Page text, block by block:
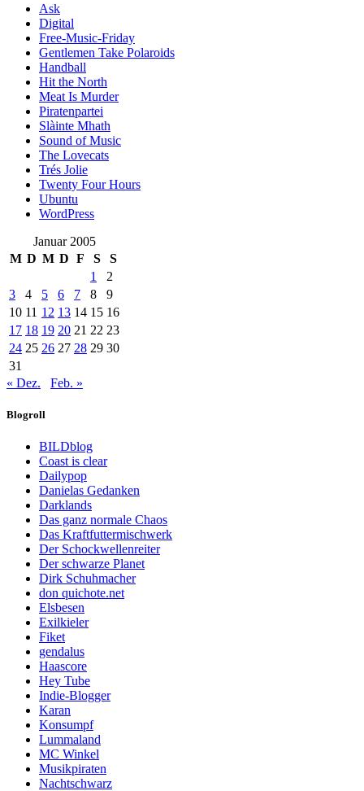
Ask
Digital
Free-Music-Friday
Gentlemen Take Polaroids
Handball
Hit the North
Meat Is Murder
Piratenpartei
Slàinte Mhath
Sound of Music
The Lovecats
Trés Jolie
Twenty Four Hours
Ubuntu
WordPress
Januar 2005
M D M D F S
S
1
2
3
4 5 6 7 8
9
10 11 12 13 14 15 16
17 18 19 20 21 22 23
24 25 26 27 28 29 30
31
« Dez.
Feb. »
Blogroll
BILDblog
Coast is clear
Dailypop
Danielas Gedanken
Darklands
Das ganz normale Chaos
Das Kraftfuttermischwerk
Der Schockwellenreiter
Der schwarze Planet
Dirk Schuhmacher
don quichote.net
Elsbesen
Exilkieler
Fiket
gendalus
Haascore
Hey Tube
Indie-Blogger
Karan
Konsumpf
Lummaland
MC Winkel
Musikpiraten
Nachtschwarz